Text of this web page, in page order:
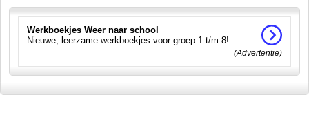
Werkboekjes Weer naar school
Nieuwe, leerzame werkboekjes voor groep 1 t/m 8!
(Advertentie)